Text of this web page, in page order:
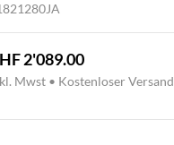
2'089.00
Mwst • Kostenloser Versand